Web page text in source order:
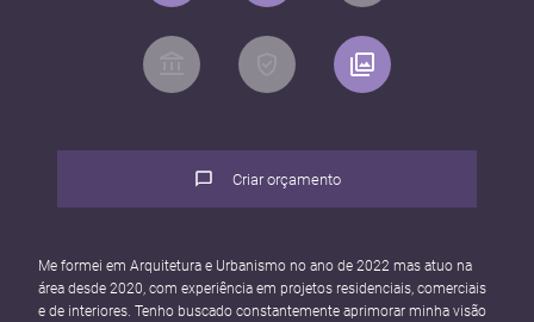
Criar orçamento
Me formei em Arquitetura e Urbanismo no ano de 2022 mas atuo na
área desde 2020, com experiência em projetos residenciais, comerciais
e de interiores. Tenho buscado constantemente aprimorar minha visão